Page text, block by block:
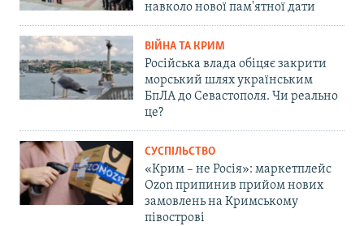
навколо нової пам'ятної дати
ВІЙНА ТА КРИМ
Російська влада обіцяє закрити
морський шлях українським
БпЛА до Севастополя. Чи реально
це?
СУСПІЛЬСТВО
«Крим – не Росія»: маркетплейс
Ozon припинив прийом нових
замовлень на Кримському
півострові